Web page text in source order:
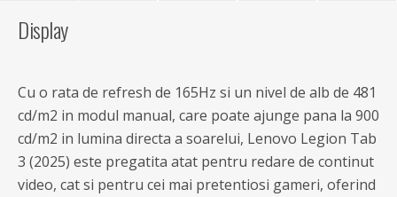
Display
Cu o rata de refresh de 165Hz si un nivel de alb de 481
cd/m2 in modul manual, care poate ajunge pana la 900
cd/m2 in lumina directa a soarelui, Lenovo Legion Tab
3 (2025) este pregatita atat pentru redare de continut
video, cat si pentru cei mai pretentiosi gameri, oferind